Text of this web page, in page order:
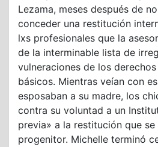
Lezama, meses después de
conceder una restitución
lxs profesionales que la
de la interminable lista de
vulneraciones de los
básicos. Mientras veían con
esposaban a su madre, los
contra su voluntad a un
previa» a la restitución que
progenitor. Michelle terminó